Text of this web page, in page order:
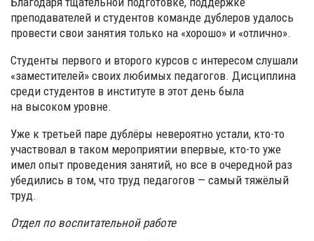
преподавателей и студентов команде дублеров удалось
провести свои занятия только на «хорошо» и «отлично».
Студенты первого и второго курсов с интересом слушали
«заместителей» своих любимых педагогов. Дисциплина
среди студентов в институте в этот день была
на высоком уровне.
Уже к третьей паре дублёры невероятно устали, кто-то
участвовал в таком мероприятии впервые, кто-то уже
имел опыт проведения занятий, но все в очередной раз
убедились в том, что труд педагогов — самый тяжёлый
труд.
Отдел по воспитательной работе